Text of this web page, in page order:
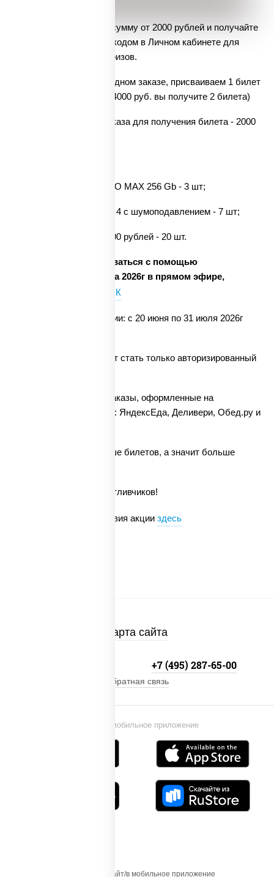
Совершайте заказы на сумму от 2000 рублей и получайте
билет с шестизначным кодом в Личном кабинете для
участия в розыгрыше призов.
За каждые 2000 руб. в одном заказе, присваиваем 1 билет
( например: за заказ на 4000 руб. вы получите 2 билета)
Минимальная сумма заказа для получения билета - 2000
Смартфон IPhone 17 PRO MAX 256 Gb - 3 шт;
Наушники Apple AirPods 4 с шумоподавлением - 7 шт;
Сертификат PSW на 5000 рублей - 20 шт.
Призы будут разыгрываться с помощью
рандомайзера 4 августа 2026г в прямом эфире,
в официальной группе ВК
Период проведения акции: с 20 июня по 31 июля 2026г
Участником акции может стать только авторизированный
В акции не участвуют заказы, оформленные на
партнерских площадках: ЯндексЕда, Деливери, Обед.ру и
Больше заказов - больше билетов, а значит больше
Стань одним из 30 счастливчиков!
Полные правила и условия акции здесь
Карта сайта
Установи мобильное приложение
+7 (495) 287-65-00
Обратная связь
Осуществляя вход на этот Сайт/в мобильное приложение